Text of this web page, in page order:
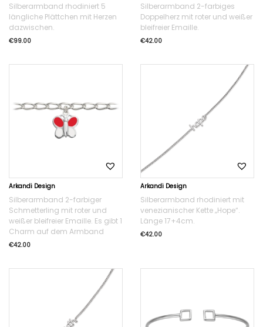
Silberarmband rhodiniert 5
längliche Plättchen mit Herzen
dazwischen.
€99.00
Silberarmband 2-farbiges
Doppelherz mit roter und weißer
bleifreier Emaille.
€42.00
Arkandi Design
Silberarmband 2-farbiger
Schmetterling mit roter und
weißer bleifreier Emaille. Es gibt 1
Charm auf dem Armband
€42.00
Arkandi Design
Silberarmband rhodiniert mit
venezianischer Kette „Hope“.
Länge 17+4cm.
€42.00